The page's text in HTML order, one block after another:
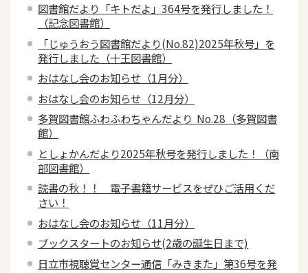
図書館だより「キトだよ」364号を発行しました！
（記念図書館）
「じゅうおう図書館だより(No.82)2025年秋号」を
発行しました（十王図書館）
おはなし会のお知らせ（1月分）
おはなし会のお知らせ（12月分）
多賀図書館ふわふわちゃんだより No.28（多賀図書
館）
としょかんだより2025年秋号を発行しました！（南
部図書館）
読書の秋！！ 電子書籍サービスをぜひご活用くだ
さい！
おはなし会のお知らせ（11月分）
ブックスタートのお知らせ(2歳の誕生日まで)
日立市視聴覚センター通信「みきまた」第36号を発